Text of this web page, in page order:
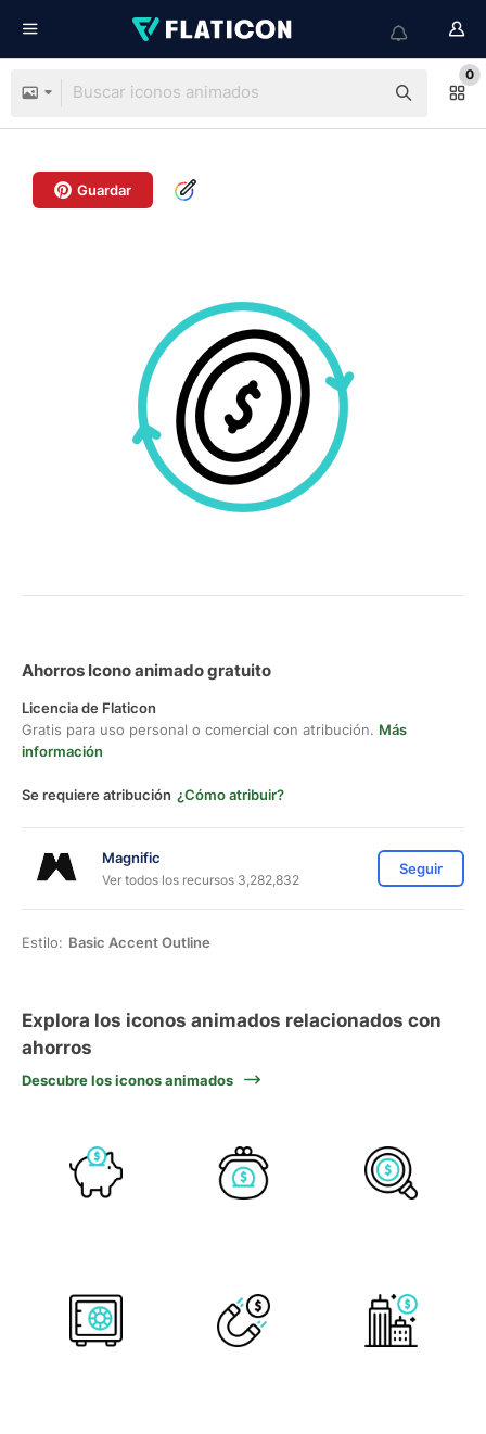
0
Guardar
Ahorros Icono animado gratuito
Licencia de Flaticon
Gratis para uso personal o comercial con atribución. Más
información
Se requiere atribución ¿Cómo atribuir?
Magnific
Ver todos los recursos 3,282,832
Seguir
Estilo: Basic Accent Outline
Explora los iconos animados relacionados con
ahorros
Descubre los iconos animados